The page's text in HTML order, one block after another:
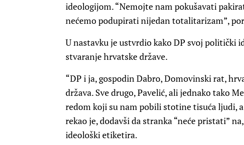
ideologijom. “Nemojte nam pokušavati
nećemo podupirati nijedan totalitarizam”,
U nastavku je ustvrdio kako DP svoj politički
stvaranje hrvatske države.
“DP i ja, gospodin Dabro, Domovinski rat,
država. Sve drugo, Pavelić, ali jednako tako
redom koji su nam pobili stotine tisuća ljudi,
rekao je, dodavši da stranka “neće pristati”
ideološki etiketira.